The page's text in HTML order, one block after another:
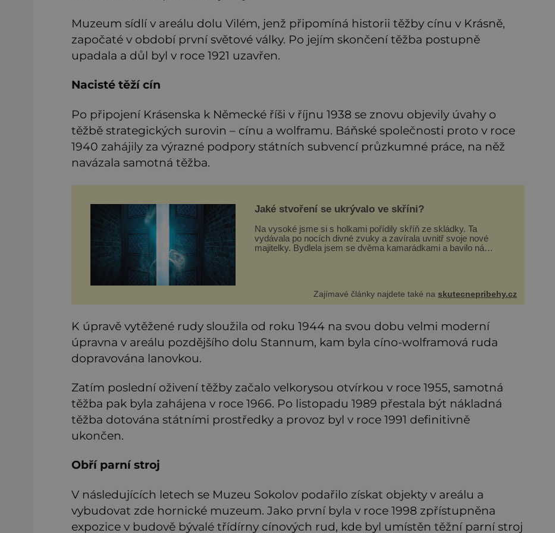
Muzeum sídlí v areálu dolu Vilém, jenž připomíná historii těžby cínu v Krásně,
započaté v období první světové války. Po jejím skončení těžba postupně
upadala a důl byl v roce 1921 uzavřen.
Nacisté těží cín
Po připojení Krásenska k Německé říši v říjnu 1938 se znovu objevily úvahy o
těžbě strategických surovin – cínu a wolframu. Báňské společnosti proto v roce
1940 zahájily za výrazné podpory státních subvencí průzkumné práce, na něž
navázala samotná těžba.
Jaké stvoření se ukrývalo ve skříni?
Na vysoké jsme si s holkami pořídily skříň ze skládky. Ta
vydávala po nocích divné zvuky a zavírala uvnitř svoje nové
majitelky. Bydlela jsem se dvěma kamarádkami a bavilo nás
Zajímavé články najdete také naskutecnepribehy.cz
K úpravě vytěžené rudy sloužila od roku 1944 na svou dobu velmi moderní
úpravna v areálu pozdějšího dolu Stannum, kam byla cíno-wolframová ruda
dopravována lanovkou.
Zatím poslední oživení těžby začalo velkorysou otvírkou v roce 1955, samotná
těžba pak byla zahájena v roce 1966. Po listopadu 1989 přestala být nákladná
těžba dotována státními prostředky a provoz byl v roce 1991 definitivně
ukončen.
Obří parní stroj
V následujících letech se Muzeu Sokolov podařilo získat objekty v areálu a
vybudovat zde hornické muzeum. Jako první byla v roce 1998 zpřístupněna
expozice v budově bývalé třídírny cínových rud, kde byl umístěn těžní parní stroj